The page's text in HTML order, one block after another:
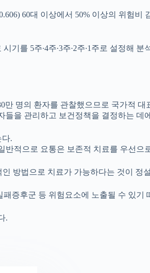
60대 이상에서 50% 이상의 위험
를 5주∙4주∙3주∙2주∙1주로 설정해 분
명의 환자를 관찰했으므로 국가적
을 관리하고 보건정책을 결정하는 데
다.
반적으로 요통은 보존적 치료를 우선으
방법으로 치료가 가능하다는 것이 정
증후군 등 위험요소에 노출될 수 있기
.